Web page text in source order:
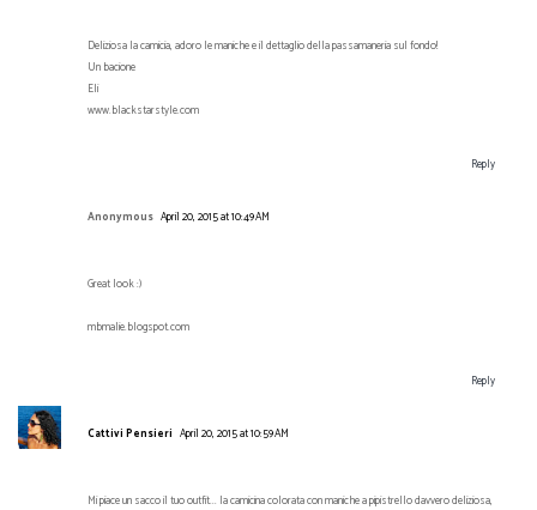
Deliziosa la camicia, adoro le maniche e il dettaglio della passamaneria sul fondo!
Un bacione
Eli
www.blackstarstyle.com
Reply
Anonymous April 20, 2015 at 10:49 AM
Great look :)
mbmalie.blogspot.com
Reply
Cattivi Pensieri April 20, 2015 at 10:59 AM
Mi piace un sacco il tuo outfit... la camicina colorata con maniche a pipistrello davvero deliziosa,